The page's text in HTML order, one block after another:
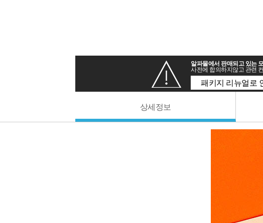
알파몰에서 판매되고 있는
사전에 합의하지않고 관련
패키지 리뉴얼로
상세정보